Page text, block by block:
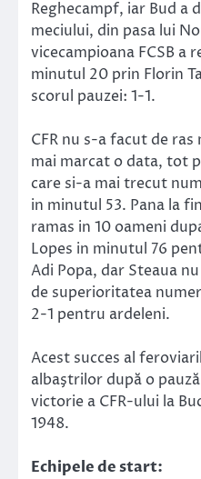
Reghecampf, iar Bud a
meciului, din pasa lui
vicecampioana FCSB a
minutul 20 prin Florin
scorul pauzei: 1-1.
CFR nu s-a facut de
mai marcat o data, tot
care si-a mai trecut
in minutul 53. Pana la
ramas in 10 oameni
Lopes in minutul 76
Adi Popa, dar Steaua
de superioritatea
2-1 pentru ardeleni.
Acest succes al
albaştrilor după o
victorie a CFR-ului la
1948.
Echipele de start: